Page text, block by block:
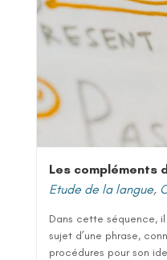
Les compléments
Etude de la langue,
Dans cette séquence,
sujet d’une phrase,
procédures pour son